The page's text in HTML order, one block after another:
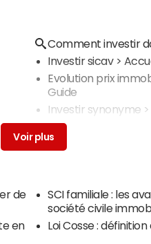
Comment investir
Investir sicav>
Evolution prix
Guide
Investir synonyme
de
SCI familiale : les
société civile
en
Loi Cosse :